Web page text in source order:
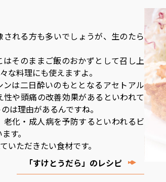
れる方も多いでしょうが、生のたら
そのままご飯のおかずとして召し上
な料理にも使えますよ。
は二日酔いのもととなるアセトアル
や頭痛の改善効果があるといわれて
は理由があるんですね。
化・成人病を予防するといわれるビ
す。
いただきたい食材です。
「すけとうだら」のレシピ